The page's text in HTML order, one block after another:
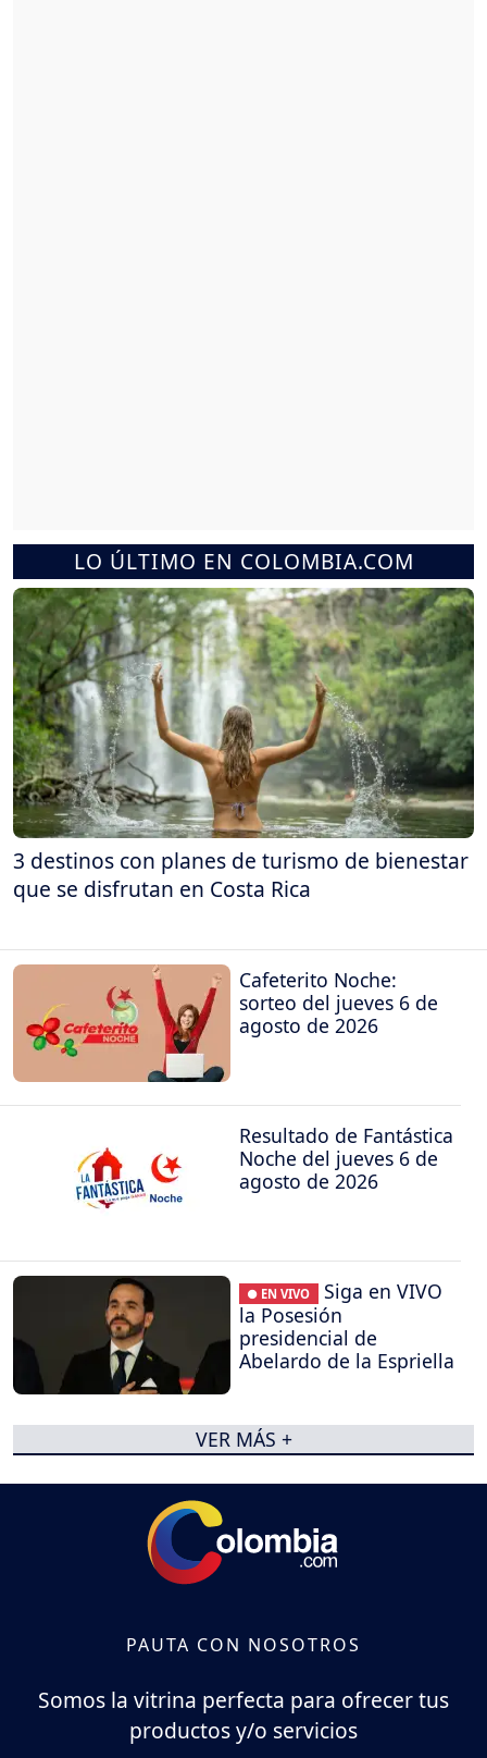
LO ÚLTIMO EN COLOMBIA.COM
3 destinos con planes de turismo de bienestar
que se disfrutan en Costa Rica
Cafeterito Noche:
sorteo del jueves 6 de
agosto de 2026
Resultado de Fantástica
Noche del jueves 6 de
agosto de 2026
● EN VIVO
Siga en VIVO
la Posesión
presidencial de
Abelardo de la Espriella
VER MÁS +
PAUTA CON NOSOTROS
Somos la vitrina perfecta para ofrecer tus
productos y/o servicios